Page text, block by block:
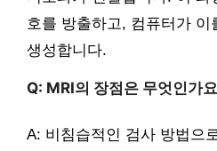
호를 방출하고, 컴퓨터가 이
생성합니다.
Q: MRI의 장점은 무엇인가
A: 비침습적인 검사 방법으